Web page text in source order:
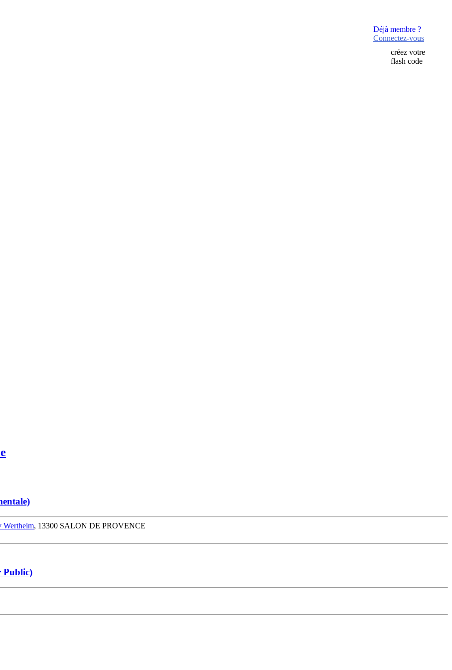
Déjà membre ?
Connectez-vous
créez votre
flash code
Wertheim, 13300 SALON DE PROVENCE
Public)